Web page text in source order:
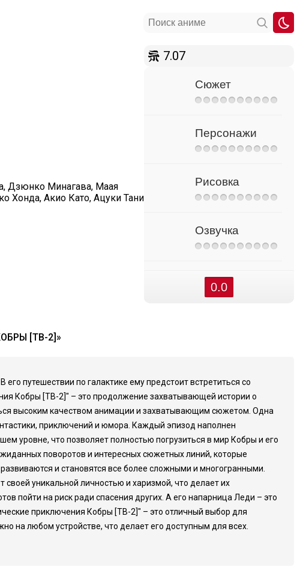
Дзюнко Минагава, Маая
Хонда, Акио Като, Ацуки Тани
7.07
Сюжет
Персонажи
Рисовка
Озвучка
0.0
[ТВ-2]»
путешествии по галактике ему предстоит встретиться со
Кобры [ТВ-2]" – это продолжение захватывающей истории о
высоким качеством анимации и захватывающим сюжетом. Одна
приключений и юмора. Каждый эпизод наполнен
уровне, что позволяет полностью погрузиться в мир Кобры и его
поворотов и интересных сюжетных линий, которые
и становятся все более сложными и многогранными.
уникальной личностью и харизмой, что делает их
пойти на риск ради спасения других. А его напарница Леди – это
приключения Кобры [ТВ-2]" – это отличный выбор для
на любом устройстве, что делает его доступным для всех.